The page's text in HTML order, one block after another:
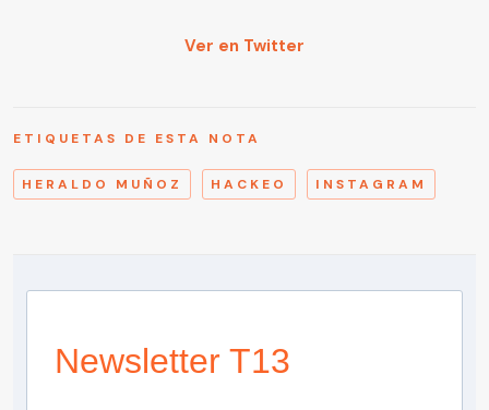
Ver en Twitter
ETIQUETAS DE ESTA NOTA
HERALDO MUÑOZ HACKEO INSTAGRAM
Newsletter T13